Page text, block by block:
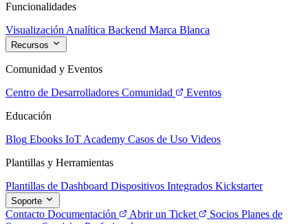
Funcionalidades
Visualización Analítica Backend Marca Blanca
Recursos
Comunidad y Eventos
Centro de Desarrolladores Comunidad
Eventos
Educación
Blog Ebooks IoT Academy Casos de Uso Videos
Plantillas y Herramientas
Plantillas de Dashboard Dispositivos Integrados Kickstarter
Soporte
Contacto Documentación Abrir un Ticket Socios Planes de